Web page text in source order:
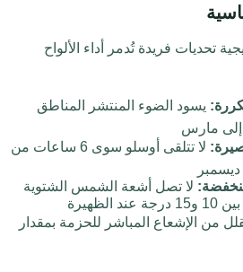
تحديات فريدة تُدمر أداء الألواح
يسود الضوء المنتشر المناطق
إلى مارس
لا تتلقى أوسلو سوى 6 ساعات من
لا تصل أشعة الشمس الشتوية
من الإشعاع المباشر للحزمة بمقدار